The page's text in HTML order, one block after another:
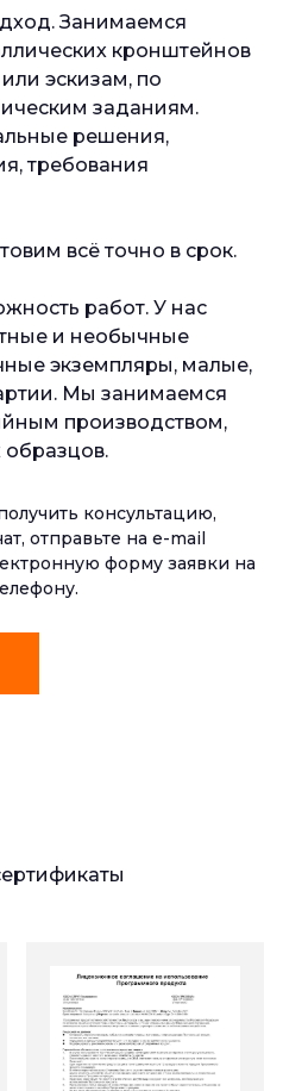
Занимаемся
кронштейнов
эскизам, по
заданиям.
решения,
требования
всё точно в срок.
работ. У нас
и необычные
экземпляры, малые,
Мы занимаемся
производством,
образцов.
консультацию,
отправьте на e-mail
форму заявки на